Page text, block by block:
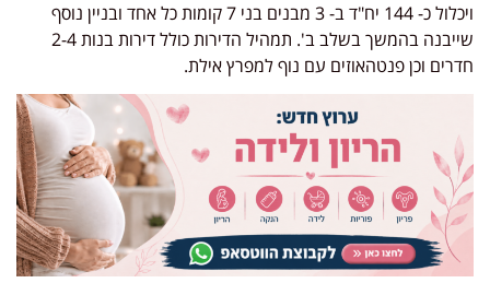
ויכלול כ- 144 יח"ד ב- 3 מבנים בני 7 קומות כל אחד ובניין נוסף
שייבנה בהמשך בשלב ב'. תמהיל הדירות כולל דירות בנות 2-4
חדרים וכן פנטהאוזים עם נוף למפרץ אילת.